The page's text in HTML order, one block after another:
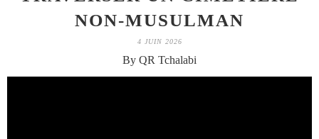
NON-MUSULMAN
4 JUIN 2026
By QR Tchalabi